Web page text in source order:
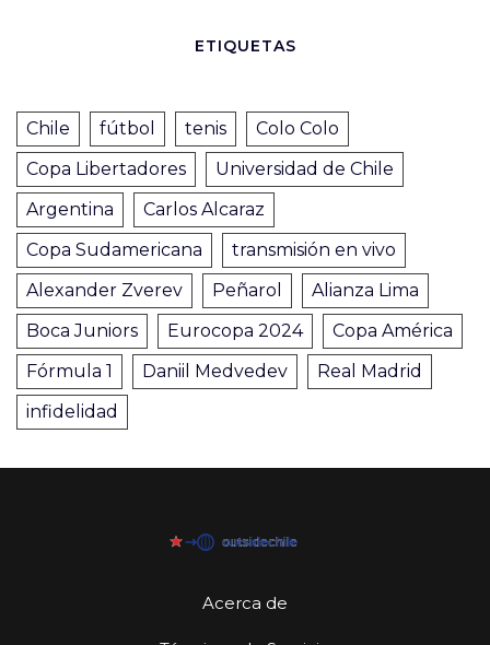
ETIQUETAS
Chile fútbol tenis
Colo Colo
Copa Libertadores
Universidad de Chile
Argentina
Carlos Alcaraz
Copa Sudamericana
transmisión en vivo
Alexander Zverev
Peñarol
Alianza Lima
Boca Juniors
Eurocopa 2024
Copa América
Fórmula 1
Daniil Medvedev
Real Madrid
infidelidad
Acerca de